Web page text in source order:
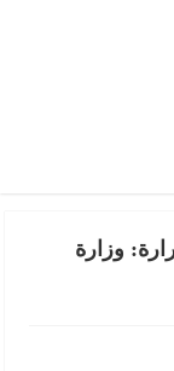
وزارة